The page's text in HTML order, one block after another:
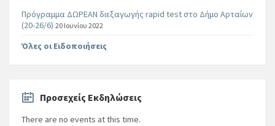
Πρόγραμμα ΔΩΡΕΑΝ διεξαγωγής rapid test στο Δήμο Αρταίων
(20-26/6) 20 Ιουνίου 2022
Όλες οι Ειδοποιήσεις
Προσεχείς Εκδηλώσεις
There are no events at this time.